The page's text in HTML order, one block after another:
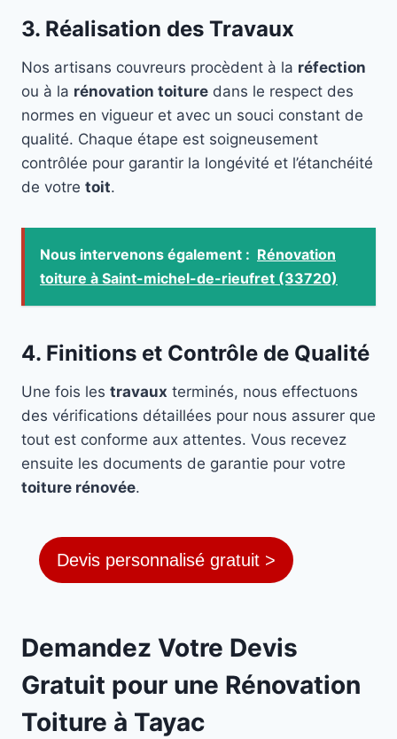
3. Réalisation des Travaux
Nos artisans couvreurs procèdent à la réfection
ou à la rénovation toiture dans le respect des
normes en vigueur et avec un souci constant de
qualité. Chaque étape est soigneusement
contrôlée pour garantir la longévité et l’étanchéité
de votre toit.
Nous intervenons également : Rénovation
toiture à Saint-michel-de-rieufret (33720)
4. Finitions et Contrôle de Qualité
Une fois les travaux terminés, nous effectuons
des vérifications détaillées pour nous assurer que
tout est conforme aux attentes. Vous recevez
ensuite les documents de garantie pour votre
toiture rénovée.
Devis personnalisé gratuit >
Demandez Votre Devis
Gratuit pour une Rénovation
Toiture à Tayac